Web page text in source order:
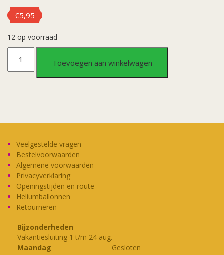
€5,95
12 op voorraad
Huldeschild
-
50jr
getrouwd
aantal
Toevoegen aan winkelwagen
Veelgestelde vragen
Bestelvoorwaarden
Algemene voorwaarden
Privacyverklaring
Openingstijden en route
Heliumballonnen
Retourneren
Bijzonderheden
Vakantiesluiting 1 t/m 24 aug.
Maandag
Gesloten